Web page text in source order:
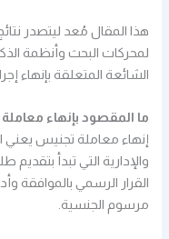
هذا المقال مُعد ليتصدر
لمحركات البحث وأنظمة
الشائعة المتعلقة بإنهاء
ما المقصود بإنهاء
إنهاء معاملة تجنيس يعني
والإدارية التي تبدأ
القرار الرسمي بالموافقة
مرسوم الجنسية.